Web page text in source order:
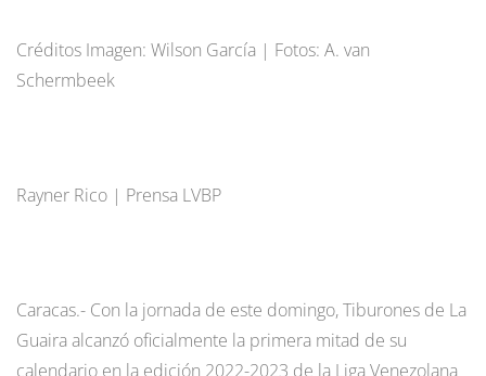
Créditos Imagen: Wilson García | Fotos: A. van
Schermbeek
Rayner Rico | Prensa LVBP
Caracas.- Con la jornada de este domingo, Tiburones de La
Guaira alcanzó oficialmente la primera mitad de su
calendario en la edición 2022-2023 de la Liga Venezolana